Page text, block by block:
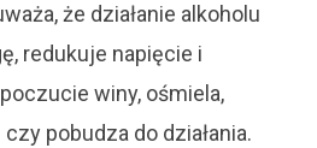
że działanie alkoholu
redukuje napięcie i
winy, ośmiela,
pobudza do działania.